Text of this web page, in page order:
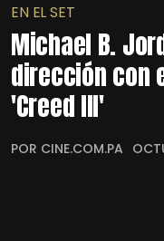
EN EL SET
Michael B.
dirección con
'Creed III'
POR CINE.COM.PA